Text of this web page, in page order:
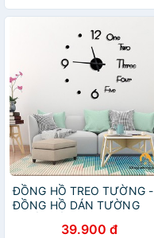
ĐỒNG HỒ TREO TƯỜNG -
ĐỒNG HỒ DÁN TƯỜNG
39.900 đ